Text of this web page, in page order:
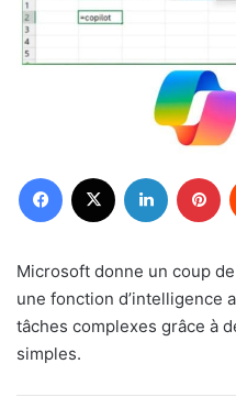
Facebook Linkedin
Microsoft donne un coup
une fonction d’intelligence
tâches complexes grâce à
simples.